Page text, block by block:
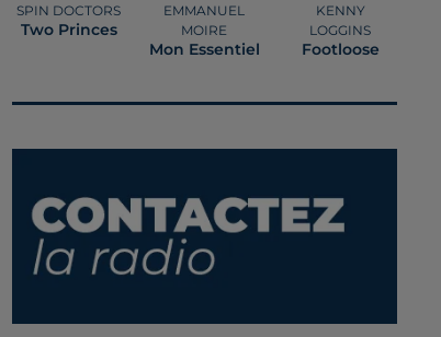
SPIN DOCTORS
Two Princes
EMMANUEL
MOIRE
Mon Essentiel
KENNY
LOGGINS
Footloose